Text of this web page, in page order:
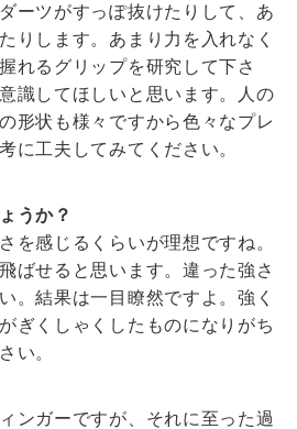
ーツがすっぽ抜けたりして、あ
りします。あまり力を入れなく
れるグリップを研究して下さ
識してほしいと思います。人の
形状も様々ですから色々なプレ
に工夫してみてください。
うか？
を感じるくらいが理想ですね。
ばせると思います。違った強さ
。結果は一目瞭然ですよ。強く
ぎくしゃくしたものになりがち
い。
ンガーですが、それに至った過